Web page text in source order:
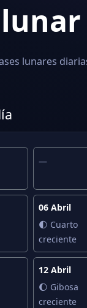
lunares
—
06 Abril
🌓 Cuarto
creciente
12 Abril
🌔 Gibosa
creciente